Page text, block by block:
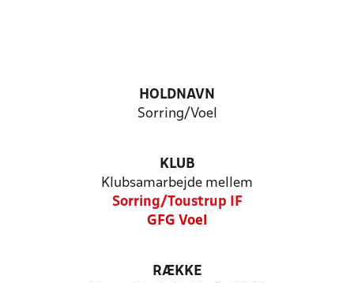
HOLDNAVN
Sorring/Voel
KLUB
Klubsamarbejde mellem
Sorring/Toustrup IF
GFG Voel
RÆKKE